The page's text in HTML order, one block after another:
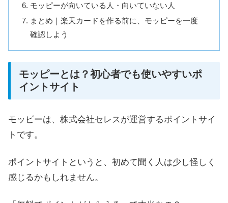
モッピーが向いている人・向いていない人
まとめ｜楽天カードを作る前に、モッピーを一度
確認しよう
モッピーとは？初心者でも使いやすいポ
イントサイト
モッピーは、株式会社セレスが運営するポイントサイ
トです。
ポイントサイトというと、初めて聞く人は少し怪しく
感じるかもしれません。